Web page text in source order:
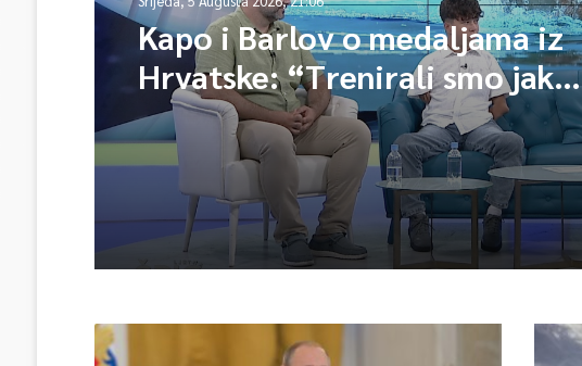
Kapo i Barlov o medaljama iz
Hrvatske: “Trenirali smo jako.
Vjerovali smo”